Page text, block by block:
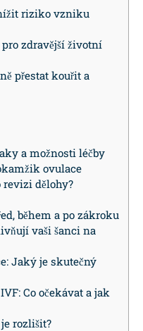
riziko vzniku
zdravější životní
přestat kouřit a
a možnosti léčby
ovulace
revizi dělohy?
během a po zákroku
vaši šanci na
Jaký je skutečný
Co očekávat a jak
rozlišit?